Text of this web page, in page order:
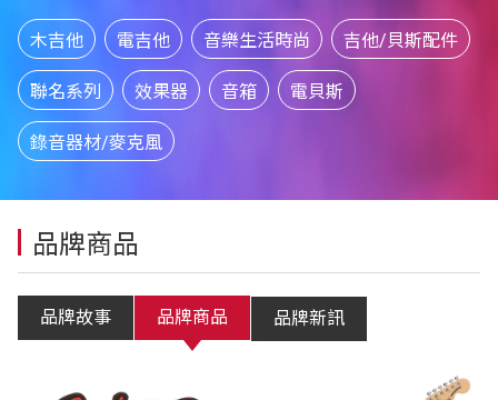
木吉他 電吉他 音樂生活時尚 吉他/貝斯配件
聯名系列 效果器 音箱 電貝斯
錄音器材/麥克風
品牌商品
品牌故事 品牌商品 品牌新訊